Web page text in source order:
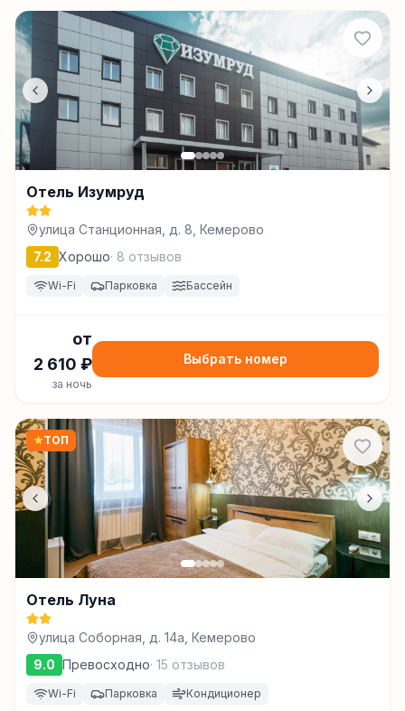
Отель Изумруд
улица Станционная, д. 8, Кемерово
7.2 Хорошо· 8 отзывов
Wi-Fi Парковка Бассейн
от
2 610 ₽
за ночь
Выбрать номер
★ТОП
Отель Луна
улица Соборная, д. 14а, Кемерово
9.0 Превосходно· 15 отзывов
Wi-Fi Парковка Кондиционер